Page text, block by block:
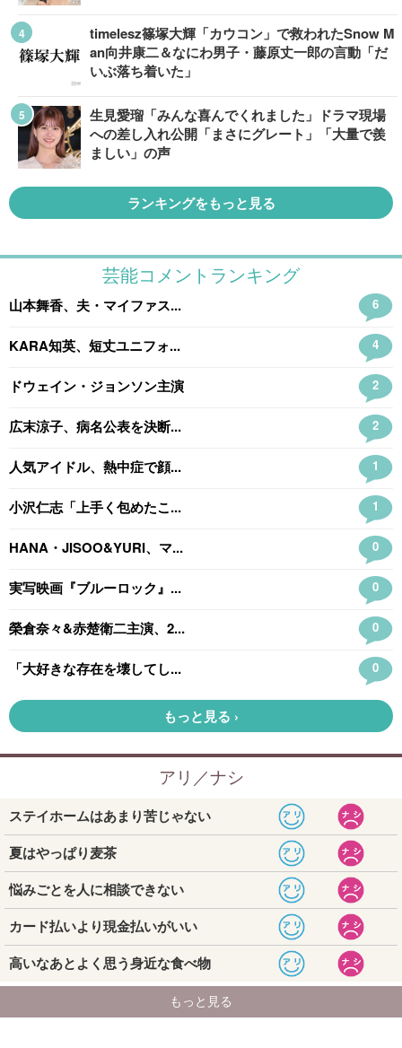
timelesz篠塚大輝「カウコン」で救われたSnow M
an向井康二＆なにわ男子・藤原丈一郎の言動「だ
いぶ落ち着いた」
生見愛瑠「みんな喜んでくれました」ドラマ現場
への差し入れ公開「まさにグレート」「大量で羨
ましい」の声
ランキングをもっと見る